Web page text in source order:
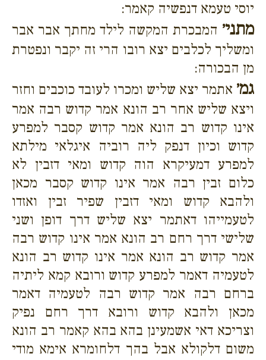
יוסי טעמא דנפשיה קאמר:
מתני׳ המבכרת המקשה לילד מחתך אבר אבר
ומשליך לכלבים יצא רובו הרי זה יקבר ונפטרת
מן הבכורה:
גמ׳ אתמר יצא שליש ומכרו לעובד כוכבים וחזר
ויצא שליש אחר רב הונא אמר קדוש רבה אמר
אינו קדוש רב הונא אמר קדוש קסבר למפרע
קדוש וכיון דנפק ליה רוביה איגלאי מילתא
למפרע דמעיקרא הוה קדוש ומאי דזבין לא
כלום זבין רבה אמר אינו קדוש קסבר מכאן
ולהבא קדוש ומאי דזבין שפיר זבין ואזדו
לטעמייהו דאתמר יצא שליש דרך דופן ושני
שלישי דרך רחם רב הונא אמר אינו קדוש רבה
אמר קדוש רב הונא אמר אינו קדוש רב הונא
לטעמיה דאמר למפרע קדוש ורובא קמא ליתיה
ברחם רבה אמר קדוש רבה לטעמיה דאמר
מכאן ולהבא קדוש ורובא דרך רחם נפיק
וצריכא דאי אשמעינן בהא בהא קאמר רב הונא
משום דלקולא אבל בהך דלחומרא אימא מודי